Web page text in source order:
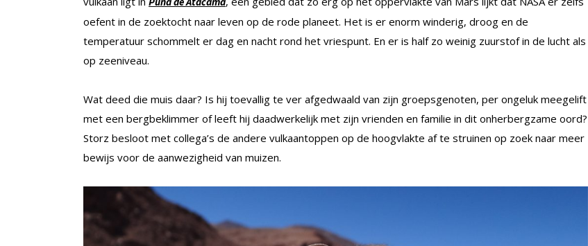
oefent in de zoektocht naar leven op de rode planeet. Het is er enorm winderig, droog en de
temperatuur schommelt er dag en nacht rond het vriespunt. En er is half zo weinig zuurstof in de lucht als
op zeeniveau.
Wat deed die muis daar? Is hij toevallig te ver afgedwaald van zijn groepsgenoten, per ongeluk meegelift
met een bergbeklimmer of leeft hij daadwerkelijk met zijn vrienden en familie in dit onherbergzame oord?
Storz besloot met collega’s de andere vulkaantoppen op de hoogvlakte af te struinen op zoek naar meer
bewijs voor de aanwezigheid van muizen.